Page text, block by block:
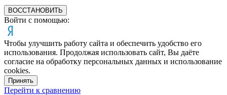
ВОССТАНОВИТЬ
Войти с помощью:
Чтобы улучшить работу сайта и обеспечить удобство его
использования. Продолжая использовать сайт, Вы даёте
согласие на обработку персональных данных и использование
cookies.
Принять
Перейти к сравнению